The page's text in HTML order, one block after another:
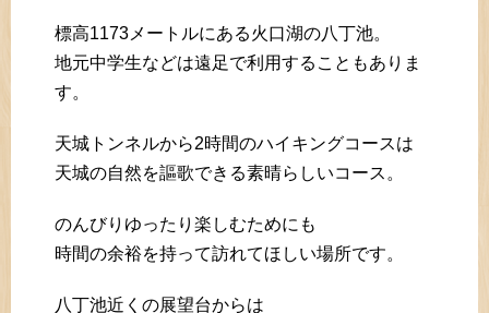
標高1173メートルにある火口湖の八丁池。
地元中学生などは遠足で利用することもありま
す。
天城トンネルから2時間のハイキングコースは
天城の自然を謳歌できる素晴らしいコース。
のんびりゆったり楽しむためにも
時間の余裕を持って訪れてほしい場所です。
八丁池近くの展望台からは